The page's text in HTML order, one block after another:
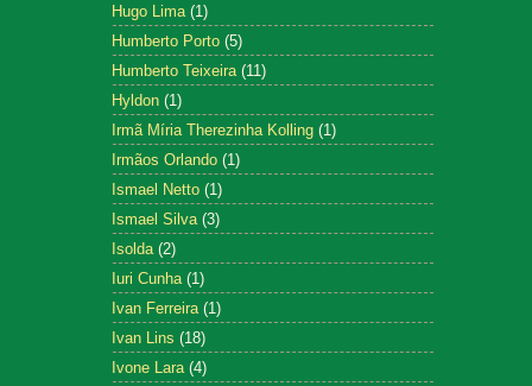
Hugo Lima (1)
Humberto Porto (5)
Humberto Teixeira (11)
Hyldon (1)
Irmã Míria Therezinha Kolling (1)
Irmãos Orlando (1)
Ismael Netto (1)
Ismael Silva (3)
Isolda (2)
Iuri Cunha (1)
Ivan Ferreira (1)
Ivan Lins (18)
Ivone Lara (4)